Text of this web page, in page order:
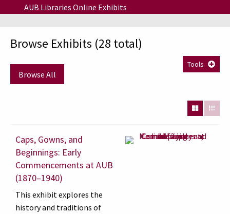
Skip to main content
AUB Libraries Online Exhibits
Browse Exhibits (28 total)
Browse All
Tools
Caps, Gowns, and
Beginnings: Early
Commencements at AUB
(1870–1940)
This exhibit explores the
history and traditions of